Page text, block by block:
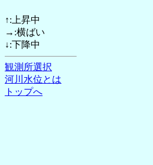
↑:上昇中
→:横ばい
↓:下降中
観測所選択
河川水位とは
トップへ